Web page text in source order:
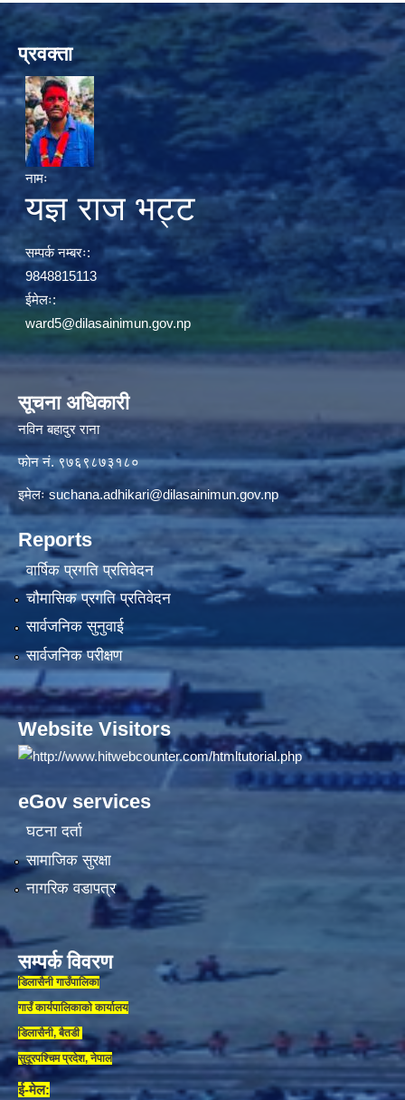
प्रवक्ता
नामः
यज्ञ राज भट्ट
सम्पर्क नम्बरः:
9848815113
ईमेलः:
ward5@dilasainimun.gov.np
सूचना अधिकारी
नविन बहादुर राना
फाेन नं. ९७६९८७३१८०
इमेलःsuchana.adhikari@dilasainimun.gov.np
Reports
वार्षिक प्रगति प्रतिवेदन
चौमासिक प्रगति प्रतिवेदन
सार्वजनिक सुनुवाई
सार्वजनिक परीक्षण
Website Visitors
eGov services
घटना दर्ता
सामाजिक सुरक्षा
नागरिक वडापत्र
सम्पर्क विवरण
डिलासैनी गाउँपालिका
गाउँ कार्यपालिकाकाे कार्यालय
डिलासैनी, बैतडी
सुदूरपश्चिम प्रदेश, नेपाल
ई-मेल: